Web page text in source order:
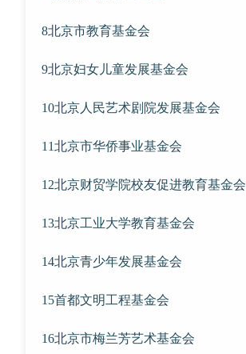
8北京市教育基金会
9北京妇女儿童发展基金会
10北京人民艺术剧院发展基金会
11北京市华侨事业基金会
12北京财贸学院校友促进教育基金会
13北京工业大学教育基金会
14北京青少年发展基金会
15首都文明工程基金会
16北京市梅兰芳艺术基金会